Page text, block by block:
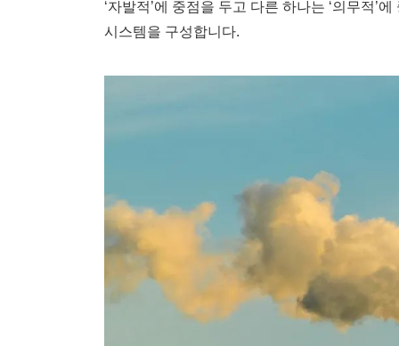
‘자발적’에 중점을 두고 다른 하나는 ‘의무적’
시스템을 구성합니다.